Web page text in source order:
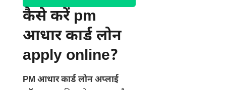
कैसे करें pm
आधार कार्ड लोन
apply online?
PM आधार कार्ड लोन अप्लाई